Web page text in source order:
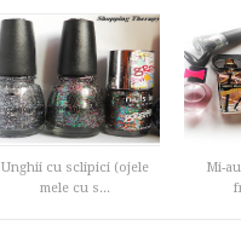
Unghii cu sclipici (ojele
mele cu s...
Mi-